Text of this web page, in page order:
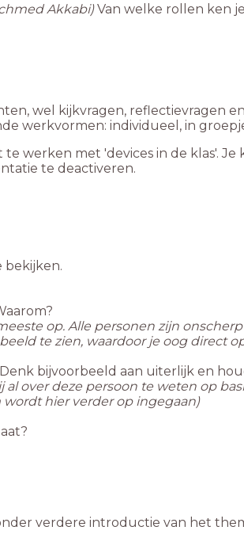
Akkabi)Van welke rollen ken
wel kijkvragen, reflectievragen
werkvormen: individueel, in
te werken met 'devices in de klas'.
te deactiveren.
bekijken.
op. Alle personen zijn
te zien, waardoor je oog direct
bijvoorbeeld aan uiterlijk en
over deze persoon te weten op
wordt hier verder op ingegaan)
verdere introductie van het